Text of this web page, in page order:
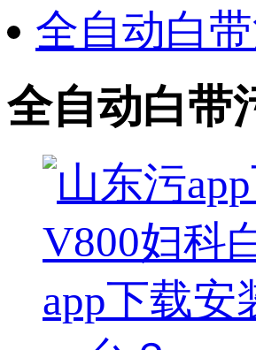
全自动白
全自动白带